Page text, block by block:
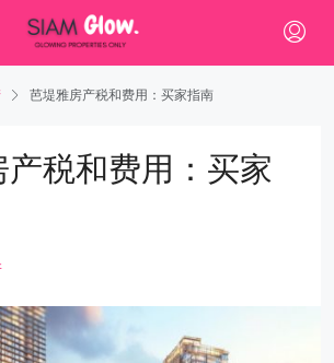
芭堤雅房产税和费用：买家指南
税和费用：买家